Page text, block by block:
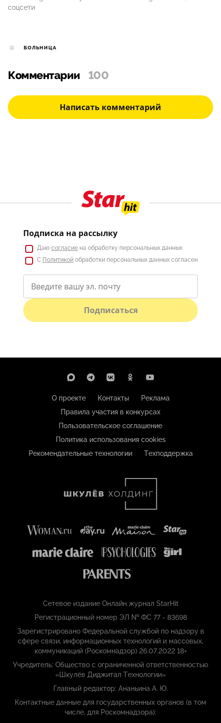
соцсети
БОЛЬНИЦА
Комментарии 100
Написать комментарий
Подписка на рассылку
Даю согласие на обработку персональных данных
С Политикой обработки персональных данных согласен
Подписаться
О проекте Контакты
Реклама
Правила участия в конкурсах
Пользовательское соглашение
Политика использования cookies
Рекомендательные технологии
Техподдержка
Сетевое издание Онлайн журнал StarHit
Регистрационный номер ЭЛ № ФС 77 - 83698
Зарегистрировано Федеральной службой по надзору в
сфере связи, информационных технологий и массовых,
коммуникаций (Роскомнадзор) 26.07.2022 18+
Учредитель: Общество с ограниченной ответственностью
«Шкулёв Диджитал Технологии»
Главный редактор: Ананьина А. Ю.
Контактные данные для государственных органов (в том
числе, для Роскомнадзора):